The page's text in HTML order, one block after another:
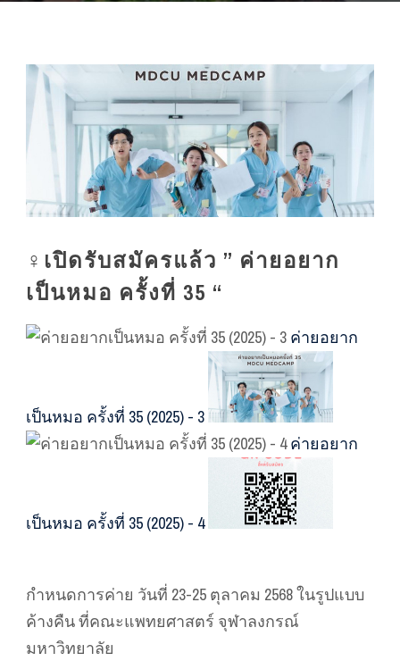
‍♀️เปิดรับสมัครแล้ว ” ค่ายอยาก
เป็นหมอ ครั้งที่ 35 “
ค่ายอยาก
เป็นหมอ ครั้งที่ 35 (2025) - 3
ค่ายอยาก
เป็นหมอ ครั้งที่ 35 (2025) - 4
กำหนดการค่าย วันที่ 23-25 ตุลาคม 2568 ในรูปแบบ
ค้างคืน ที่คณะแพทยศาสตร์ จุฬาลงกรณ์
มหาวิทยาลัย